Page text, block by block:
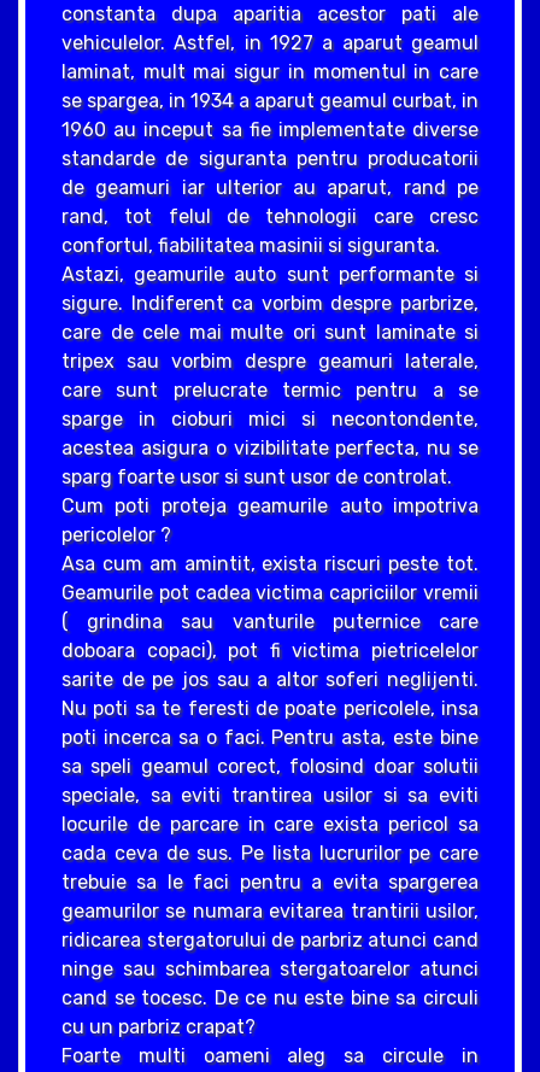
constanta dupa aparitia acestor pati ale
vehiculelor. Astfel, in 1927 a aparut geamul
laminat, mult mai sigur in momentul in care
se spargea, in 1934 a aparut geamul curbat, in
1960 au inceput sa fie implementate diverse
standarde de siguranta pentru producatorii
de geamuri iar ulterior au aparut, rand pe
rand, tot felul de tehnologii care cresc
confortul, fiabilitatea masinii si siguranta.
Astazi, geamurile auto sunt performante si
sigure. Indiferent ca vorbim despre parbrize,
care de cele mai multe ori sunt laminate si
tripex sau vorbim despre geamuri laterale,
care sunt prelucrate termic pentru a se
sparge in cioburi mici si necontondente,
acestea asigura o vizibilitate perfecta, nu se
sparg foarte usor si sunt usor de controlat.
Cum poti proteja geamurile auto impotriva
pericolelor ?
Asa cum am amintit, exista riscuri peste tot.
Geamurile pot cadea victima capriciilor vremii
( grindina sau vanturile puternice care
doboara copaci), pot fi victima pietricelelor
sarite de pe jos sau a altor soferi neglijenti.
Nu poti sa te feresti de poate pericolele, insa
poti incerca sa o faci. Pentru asta, este bine
sa speli geamul corect, folosind doar solutii
speciale, sa eviti trantirea usilor si sa eviti
locurile de parcare in care exista pericol sa
cada ceva de sus. Pe lista lucrurilor pe care
trebuie sa le faci pentru a evita spargerea
geamurilor se numara evitarea trantirii usilor,
ridicarea stergatorului de parbriz atunci cand
ninge sau schimbarea stergatoarelor atunci
cand se tocesc. De ce nu este bine sa circuli
cu un parbriz crapat?
Foarte multi oameni aleg sa circule in